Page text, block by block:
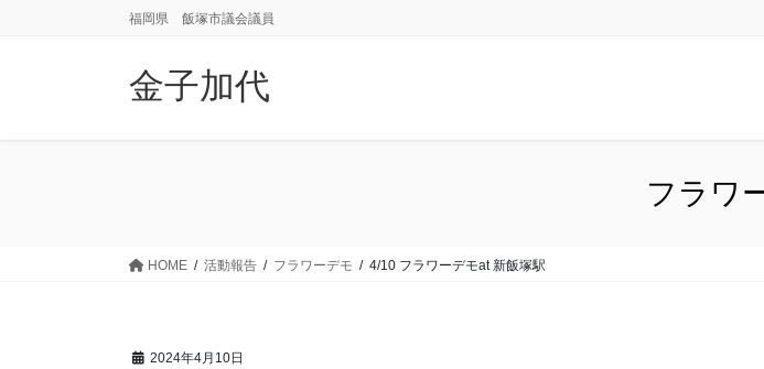
福岡県 飯塚市議会議員
金子加代
フラワ
HOME 活動報告 フラワーデモ 4/10 フラワーデモat 新飯塚駅
2024年4月10日